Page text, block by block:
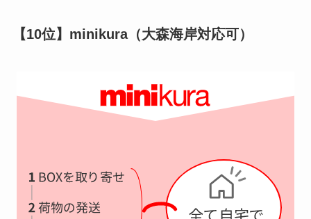
【10位】minikura（大森海岸対応可）